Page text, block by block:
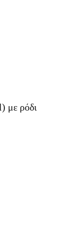
με ρόδι